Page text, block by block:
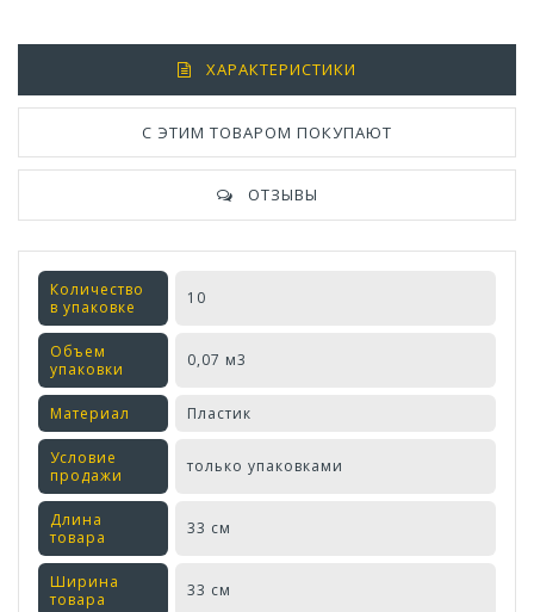
ХАРАКТЕРИСТИКИ
С ЭТИМ ТОВАРОМ ПОКУПАЮТ
ОТЗЫВЫ
Количество
в упаковке
10
Объем
упаковки
0,07 м3
Материал Пластик
Условие
продажи
только упаковками
Длина
товара
33 см
Ширина
товара
33 см